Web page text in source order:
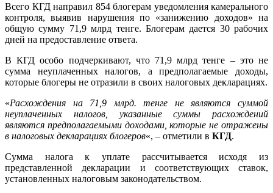
Всего КГД направил 854 блогерам уведомления камерального
контроля, выявив нарушения по «занижению доходов» на
общую сумму 71,9 млрд тенге. Блогерам дается 30 рабочих
дней на предоставление ответа.
В КГД особо подчеркивают, что 71,9 млрд тенге – это не
сумма неуплаченных налогов, а предполагаемые доходы,
которые блогеры не отразили в своих налоговых декларациях.
«Расхождения на 71,9 млрд. тенге не являются суммой
неуплаченных налогов, указанные суммы расхождений
являются предполагаемыми доходами, которые не отражены
в налоговых декларациях блогеров«, – отметили в КГД.
Сумма налога к уплате рассчитывается исходя из
представленной декларации и соответствующих ставок,
установленных налоговым законодательством.